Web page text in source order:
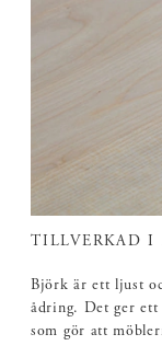
TILLVERKAD I
Björk är ett ljust
ådring. Det ger
som gör att